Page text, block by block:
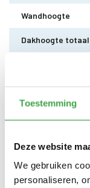
Toestemming
Deze website
We gebruiken
personaliseren,
Wandhoogte
Dakhoogte totaal
Dakhout
Deur